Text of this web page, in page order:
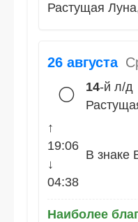
Растущая
26 августа
🌕 14-й л/д
↑
19:06
↓
04:38
В знаке
Наиболее